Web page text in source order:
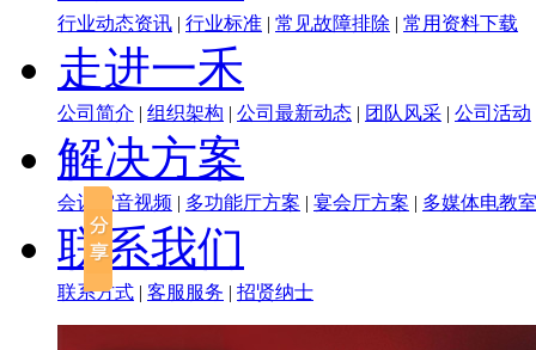
行业动态资讯 | 行业标准 | 常见故障排除 | 常用资料下载
走进一禾
公司简介 | 组织架构 | 公司最新动态 | 团队风采 | 公司活动
解决方案
会议室音视频 | 多功能厅方案 | 宴会厅方案 | 多媒体电教室
联系我们
联系方式 | 客服服务 | 招贤纳士